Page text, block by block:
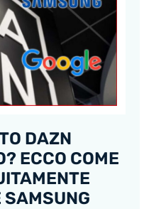
DAZN
ECCO COME
SAMSUNG